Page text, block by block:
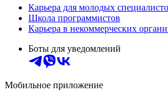
Карьера для молодых
Школа программистов
Карьера в некоммерческих
Боты для уведомлений
Мобильное приложение